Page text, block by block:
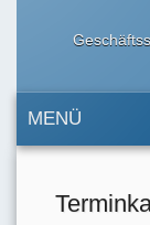
MENÜ